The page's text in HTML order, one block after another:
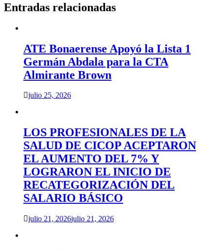
Entradas relacionadas
ATE Bonaerense Apoyó la Lista 1
Germán Abdala para la CTA
Almirante Brown
julio 25, 2026
LOS PROFESIONALES DE LA
SALUD DE CICOP ACEPTARON
EL AUMENTO DEL 7% Y
LOGRARON EL INICIO DE
RECATEGORIZACIÓN DEL
SALARIO BÁSICO
julio 21, 2026julio 21, 2026